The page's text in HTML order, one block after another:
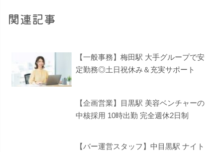
関連記事
【一般事務】梅田駅 大手グループで安
定勤務◎土日祝休み＆充実サポート
【企画営業】目黒駅 美容ベンチャーの
中核採用 10時出勤 完全週休2日制
【バー運営スタッフ】中目黒駅 ナイト